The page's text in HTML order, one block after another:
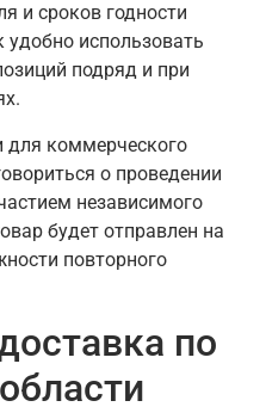
и сроков годности
удобно использовать
подряд и при
для коммерческого
о проведении
независимого
будет отправлен на
повторного
по